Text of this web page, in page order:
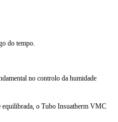
do tempo.
no controlo da humidade
equilibrada, o Tubo Insuatherm VMC